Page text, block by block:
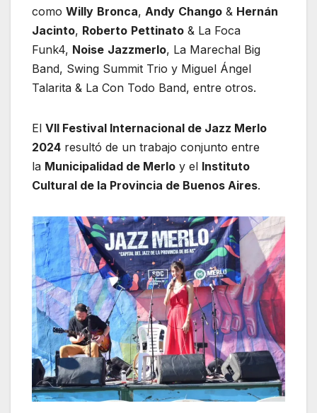
como Willy Bronca, Andy Chango & Hernán
Jacinto, Roberto Pettinato & La Foca
Funk4, Noise Jazzmerlo, La Marechal Big
Band, Swing Summit Trio y Miguel Ángel
Talarita & La Con Todo Band, entre otros.
El VII Festival Internacional de Jazz Merlo
2024 resultó de un trabajo conjunto entre
la Municipalidad de Merlo y el Instituto
Cultural de la Provincia de Buenos Aires.